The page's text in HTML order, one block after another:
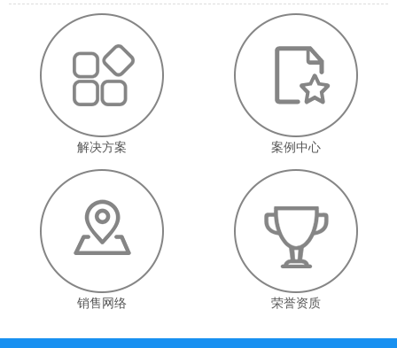
获得省级官方认定。
解决方案 案例中心
销售网络 荣誉资质